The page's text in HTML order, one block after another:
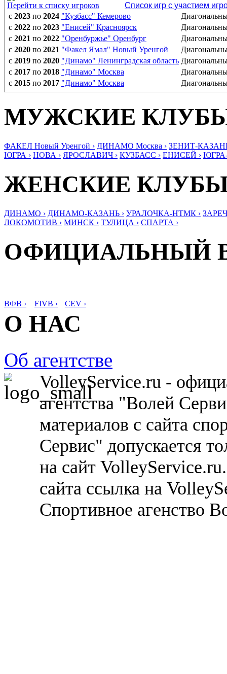
Перейти к списку игроков
Список игр с участием
с 2023 по 2024 "Кузбасс" Кемерово
с 2022 по 2023 "Енисей" Красноярск
с 2021 по 2022 "Оренбуржье" Оренбург
с 2020 по 2021 "Факел Ямал" Новый Уренгой
с 2019 по 2020 "Динамо" Ленинградская область
с 2017 по 2018 "Динамо" Москва
с 2015 по 2017 "Динамо" Москва
МУЖСКИЕ
ФАКЕЛ Новый Уренгой › ДИНАМО Москва › ЗЕНИТ-
ЮГРА › НОВА › ЯРОСЛАВИЧ › КУЗБАСС › ЕНИСЕЙ ›
ЖЕНСКИЕ
ДИНАМО › ДИНАМО-КАЗАНЬ › УРАЛОЧКА-НТМК ›
ЛОКОМОТИВ › МИНСК › ТУЛИЦА › СПАРТА ›
ОФИЦИАЛЬНЫЙ
ВФВ › FIVB › CEV ›
О НАС
Об агентстве
VolleyService.ru -
агентства "Волей
материалов с сайта
Сервис" допускается
на сайт
сайта ссылка на
Спортивное агенство